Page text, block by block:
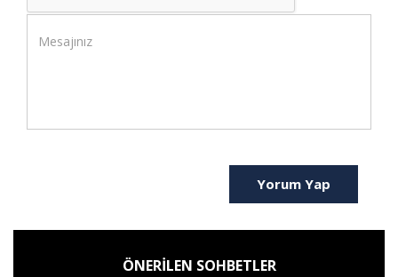
Yorum Yap
ÖNERİLEN SOHBETLER